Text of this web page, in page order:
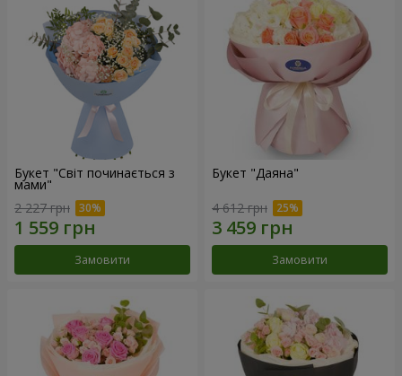
Букет "Світ починається з
мами"
2 227 грн
Замовити
Букет "Даяна"
4 612 грн
Замовити